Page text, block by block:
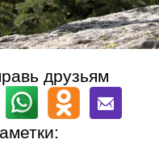
друзьям